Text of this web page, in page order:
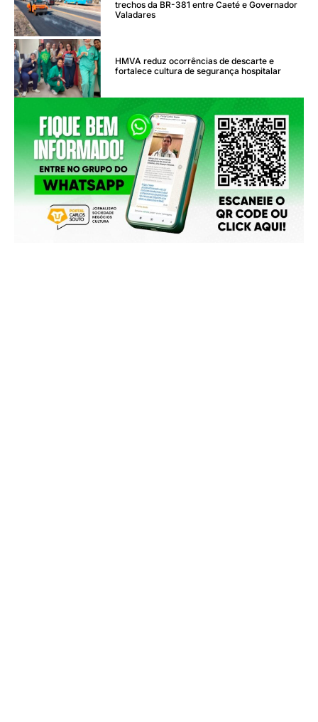
trechos da BR-381 entre Caeté e Governador
Valadares
HMVA reduz ocorrências de descarte e
fortalece cultura de segurança hospitalar